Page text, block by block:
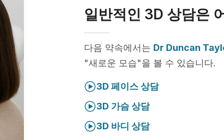
일반적인 3D 상담은
다음 약속에서는 Dr Duncan
"새로운 모습"을 볼 수 있습니다.
3D 페이스 상담
3D 가슴 상담
3D 바디 상담